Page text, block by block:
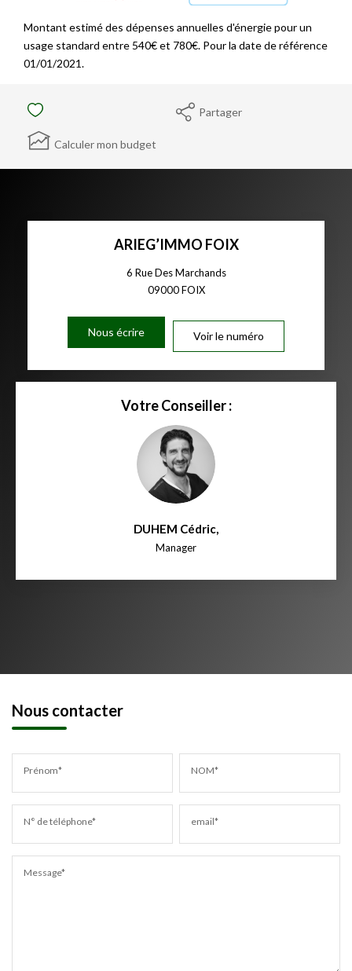
Montant estimé des dépenses annuelles d'énergie pour un
usage standard entre 540€ et 780€. Pour la date de référence
01/01/2021.
Partager
Calculer mon budget
ARIEG’IMMO FOIX
6 Rue Des Marchands
09000FOIX
Nous écrire Voir le numéro
Votre Conseiller :
DUHEM Cédric,
Manager
Nous contacter
Prénom* NOM*
N° de téléphone* email*
Message*